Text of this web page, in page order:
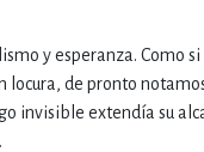
y esperanza. Como
de pronto
invisible extendía su